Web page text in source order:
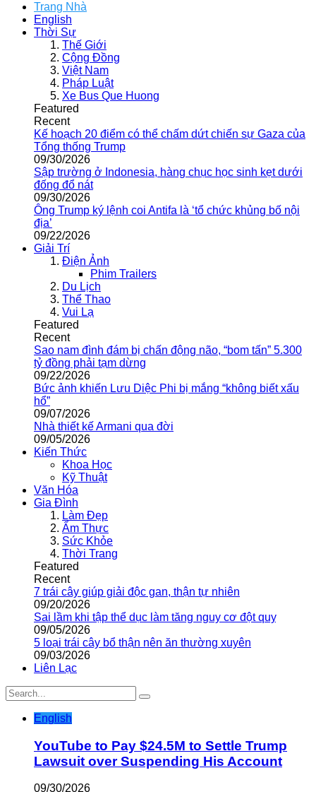
Trang Nhà
English
Thời Sự
Thế Giới
Cộng Đồng
Việt Nam
Pháp Luật
Xe Bus Que Huong
Featured
Recent
Kế hoạch 20 điểm có thể chấm dứt chiến sự Gaza của
Tổng thống Trump
09/30/2026
Sập trường ở Indonesia, hàng chục học sinh kẹt dưới
đống đổ nát
09/30/2026
Ông Trump ký lệnh coi Antifa là ‘tổ chức khủng bố nội
địa’
09/22/2026
Giải Trí
Điện Ảnh
Phim Trailers
Du Lịch
Thể Thao
Vui Lạ
Featured
Recent
Sao nam đình đám bị chấn động não, “bom tấn” 5.300
tỷ đồng phải tạm dừng
09/22/2026
Bức ảnh khiến Lưu Diệc Phi bị mắng “không biết xấu
hổ”
09/07/2026
Nhà thiết kế Armani qua đời
09/05/2026
Kiến Thức
Khoa Học
Kỹ Thuật
Văn Hóa
Gia Đình
Làm Đẹp
Ẩm Thực
Sức Khỏe
Thời Trang
Featured
Recent
7 trái cây giúp giải độc gan, thận tự nhiên
09/20/2026
Sai lầm khi tập thể dục làm tăng nguy cơ đột quỵ
09/05/2026
5 loại trái cây bổ thận nên ăn thường xuyên
09/03/2026
Liên Lạc
English
YouTube to Pay $24.5M to Settle Trump
Lawsuit over Suspending His Account
09/30/2026